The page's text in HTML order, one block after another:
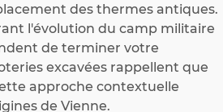
des thermes antiques.
l'évolution du camp militaire
de terminer votre
excavées rappellent que
approche contextuelle
de Vienne.